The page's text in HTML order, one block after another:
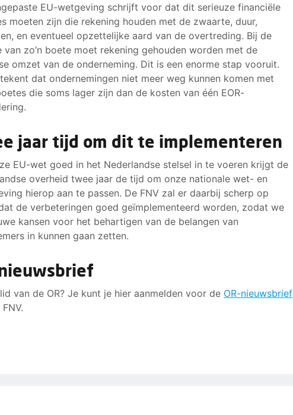
EU-wetgeving schrijft voor dat dit serieuze financiële
moeten zijn die rekening houden met de zwaarte, duur,
en eventueel opzettelijke aard van de overtreding. Bij de
van zo’n boete moet rekening gehouden worden met de
omzet van de onderneming. Dit is een enorme stap vooruit.
dat ondernemingen niet meer weg kunnen komen met
die soms lager zijn dan de kosten van één EOR-
jaar tijd om dit te implementeren
EU-wet goed in het Nederlandse stelsel in te voeren krijgt de
overheid twee jaar de tijd om onze nationale wet- en
hierop aan te passen. De FNV zal er daarbij scherp op
de verbeteringen goed geïmplementeerd worden, zodat we
kansen voor het behartigen van de belangen van
in kunnen gaan zetten.
van de OR? Je kunt je hier aanmelden voor de OR-nieuwsbrief